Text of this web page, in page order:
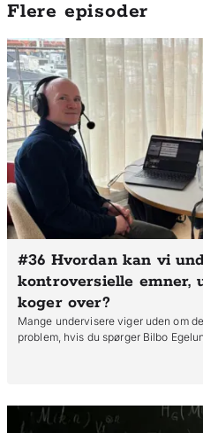
Flere episoder
#36 Hvordan kan vi
kontroversielle emner,
koger over?
Mange undervisere viger uden om
problem, hvis du spørger Bilbo